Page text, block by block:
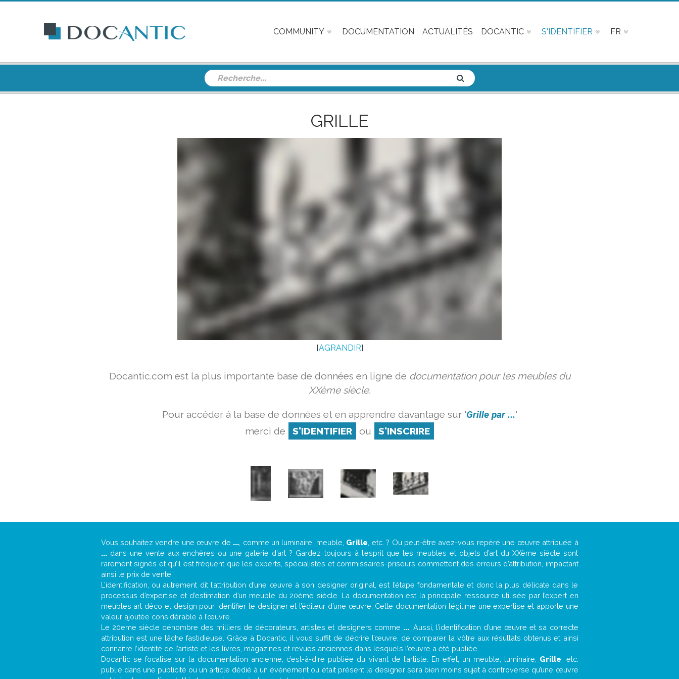
COMMUNITY DOCUMENTATION ACTUALITÉS DOCANTIC S'IDENTIFIER FR
GRILLE
[AGRANDIR]
Docantic.com est la plus importante base de données en ligne de documentation pour les meubles du
XXème siècle.
Pour accéder à la base de données et en apprendre davantage sur 'Grille par ...'
merci de
S'IDENTIFIER ou S'INSCRIRE
Vous souhaitez vendre une œuvre de ... , comme un luminaire, meuble, Grille , etc. ? Ou peut-être avez-vous repéré une œuvre attribuée à
...dans une vente aux enchères ou une galerie d’art ? Gardez toujours à l’esprit que les meubles et objets d’art du XXème siècle sont
rarement signés et qu’il est fréquent que les experts, spécialistes et commissaires-priseurs commettent des erreurs d’attribution, impactant
ainsi le prix de vente.
L’identification, ou autrement dit l’attribution d’une œuvre à son designer original, est l’étape fondamentale et donc la plus délicate dans le
processus d’expertise et d’estimation d’un meuble du 20ème siècle. La documentation est la principale ressource utilisée par l’expert en
meubles art déco et design pour identifier le designer et l’éditeur d’une œuvre. Cette documentation légitime une expertise et apporte une
valeur ajoutée considérable à l’œuvre.
Le 20eme siècle dénombre des milliers de décorateurs, artistes et designers comme .... Aussi, l’identification d’une œuvre et sa correcte
attribution est une tâche fastidieuse. Grâce à Docantic, il vous suffit de décrire l’œuvre, de comparer la vôtre aux résultats obtenus et ainsi
connaître l’identité de l’artiste et les livres, magazines et revues anciennes dans lesquels l’œuvre a été publiée.
Docantic se focalise sur la documentation ancienne, c’est-à-dire publiée du vivant de l’artiste. En effet, un meuble, luminaire, Grille , etc.
publié dans une publicité ou un article dédié à un évènement où était présent le designer sera bien moins sujet à controverse qu’une œuvre